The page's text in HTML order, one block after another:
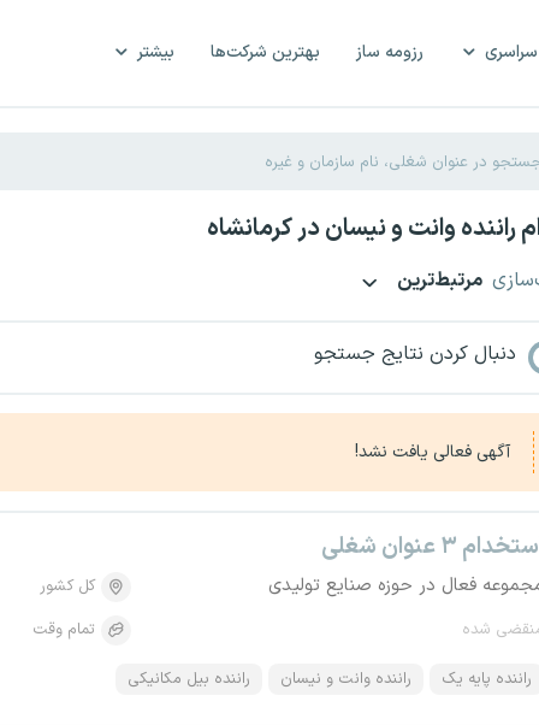
رزومه ساز بهترین شرکت‌ها بیشتر
راننده وانت و نیسان در کرمانشاه
مرتبط‌ترین
دنبال کردن نتایج جستجو
آگهی فعالی یافت نشد!
۳ عنوان شغلی
فعال در حوزه صنایع تولیدی
شده
کل کشور
تمام وقت
راننده پایه یک راننده وانت و نیسان راننده بیل مکانیکی